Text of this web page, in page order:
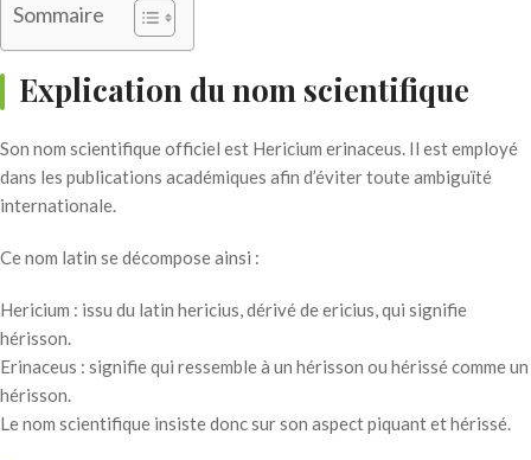
Sommaire
Explication du nom scientifique
Son nom scientifique officiel est Hericium erinaceus. Il est employé
dans les publications académiques afin d’éviter toute ambiguïté
internationale.
Ce nom latin se décompose ainsi :
Hericium : issu du latin hericius, dérivé de ericius, qui signifie
hérisson.
Erinaceus : signifie qui ressemble à un hérisson ou hérissé comme un
hérisson.
Le nom scientifique insiste donc sur son aspect piquant et hérissé.